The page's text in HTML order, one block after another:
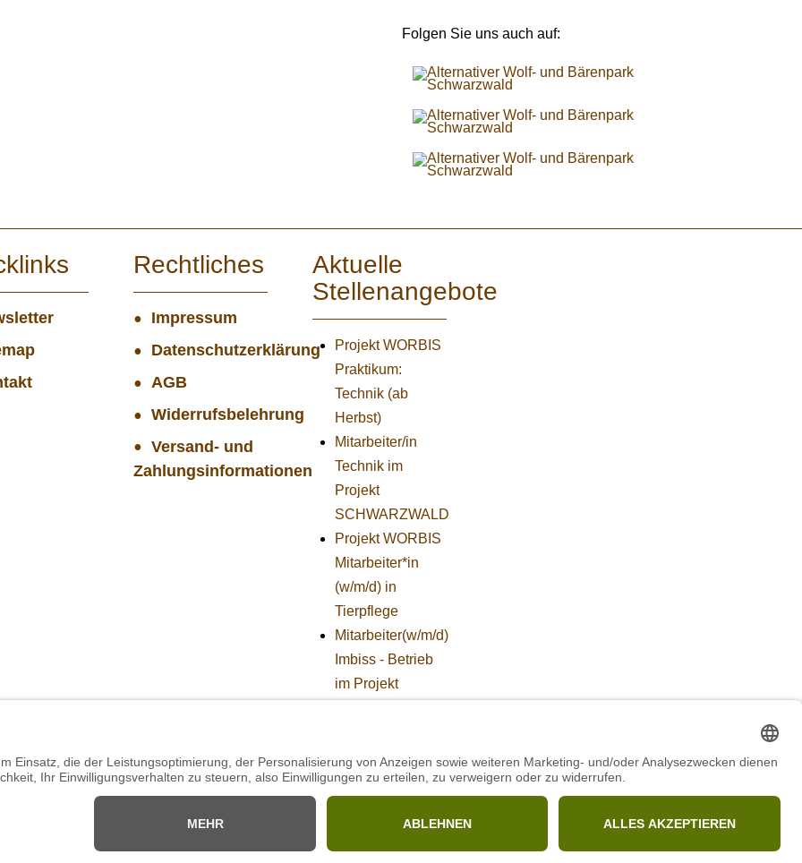
Folgen Sie uns auch auf:
Rechtliches
Impressum
Datenschutzerklärung
AGB
Widerrufsbelehrung
Versand- und
Zahlungsinformationen
Aktuelle
Stellenangebote
Projekt WORBIS
Praktikum:
Technik (ab
Herbst)
Mitarbeiter/in
Technik im
Projekt
SCHWARZWALD
Projekt WORBIS
Mitarbeiter*in
(w/m/d) in
Tierpflege
Mitarbeiter(w/m/d)
Imbiss - Betrieb
im Projekt
BÄREN -
Stellvertretende